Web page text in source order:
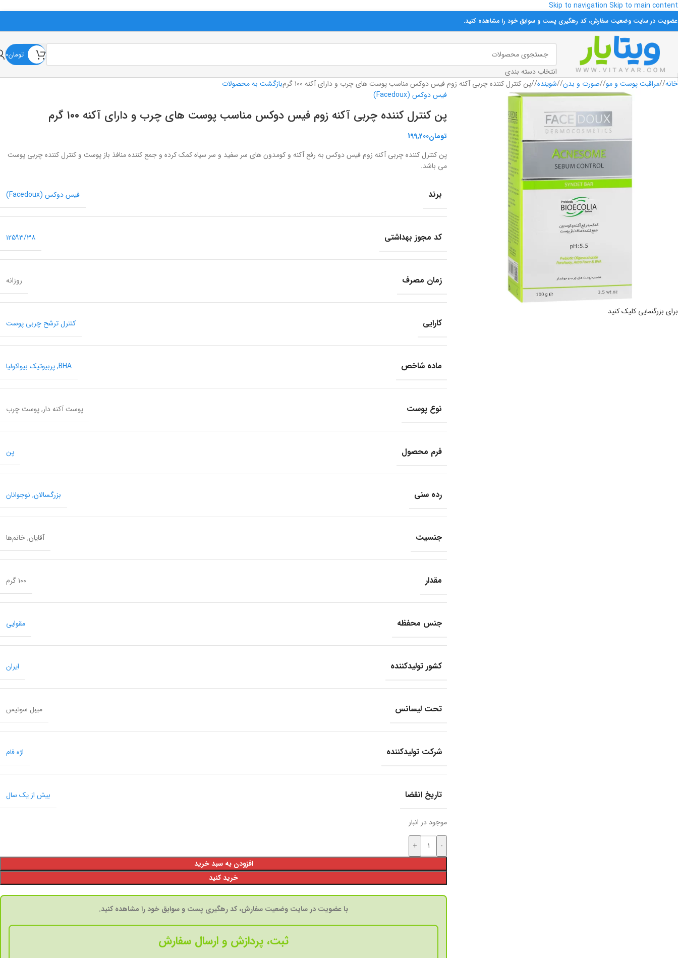
Skip to navigation Skip to main content
عضویت در سایت وضعیت سفارش، کد رهگیری پست و سوابق خود را مشاهده کنید.
انتخاب دسته بندی
تومان0
خانه/ مراقبت پوست و مو/ صورت و بدن/ شوینده/ پن کنترل کننده چربی آکنه زوم فیس دوکس مناسب پوست های چرب و دارای آکنه ۱۰۰ گرم بازگشت به محصولات
برای بزرگنمایی کلیک کنید
فیس دوکس (Facedoux)
پن کنترل کننده چربی آکنه زوم فیس دوکس مناسب پوست های چرب و دارای آکنه ۱۰۰ گرم
تومان199,200
پن کنترل کننده چربی آکنه زوم فیس دوکس به رفع آکنه و کومدون های سر سفید و سر سیاه کمک کرده و جمع کننده منافذ باز پوست و کنترل کننده چربی پوست
می باشد.
برند فیس دوکس (Facedoux)
کد مجوز بهداشتی ۱۲۵۹۳/۳۸
زمان مصرف روزانه
کارایی کنترل ترشح چربی پوست
ماده شاخص BHA
,پربیوتیک بیواکولیا
نوع پوست پوست آکنه دار,پوست چرب
فرم محصول پن
رده سنی بزرگسالان, نوجوانان
جنسیت آقایان,خانم‌ها
مقدار ۱۰۰ گرم
جنس محفظه مقوایی
کشور تولید‎کننده ایران
تحت لیسانس میبل سوئیس
شرکت تولید‎کننده اژه فام
تاریخ انقضا بیش از یک سال
موجود در انبار
-
+
افزودن به سبد خرید
خرید کنید
با عضویت در سایت وضعیت سفارش، کد رهگیری پست و سوابق خود را مشاهده کنید.
ثبت، پردازش و ارسال سفارش